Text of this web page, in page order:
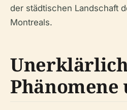
der städtischen Landschaft
Montreals.
Phänomene